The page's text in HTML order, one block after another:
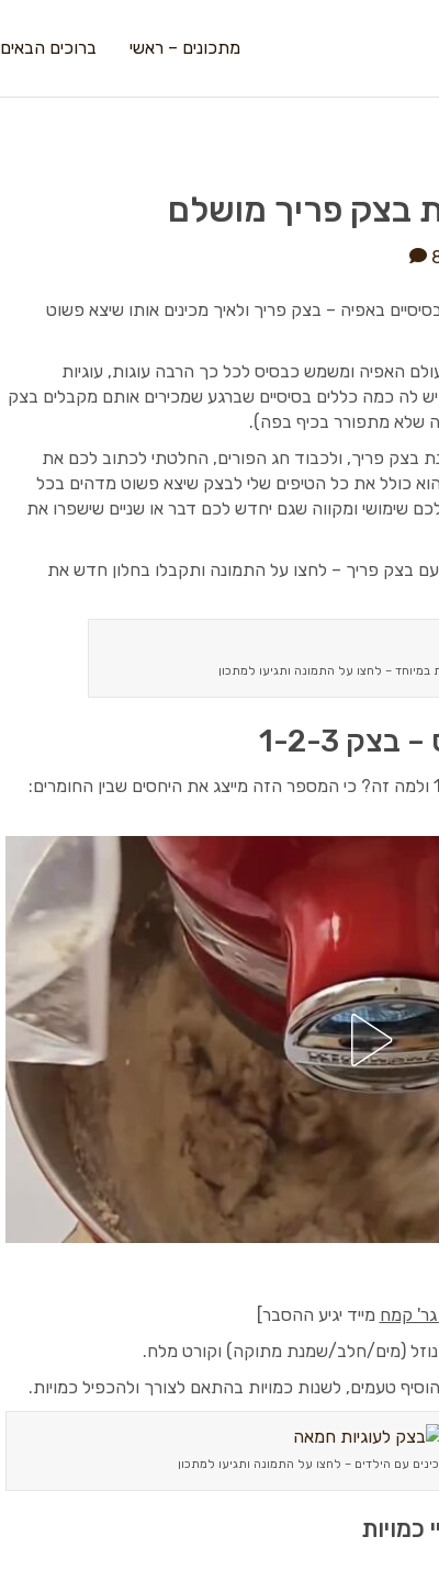
מתכונים – ראשי ברוכים הבאים
בצק פריך מושלם
באפיה – בצק פריך ולאיך מכינים אותו שיצא פשוט
האפיה ומשמש כבסיס לכל כך הרבה עוגות, עוגיות
לה כמה כללים בסיסיים שברגע שמכירים אותם מקבלים בצק
שלא מתפורר בכיף בפה).
בצק פריך, ולכבוד חג הפורים, החלטתי לכתוב לכם את
כולל את כל הטיפים שלי לבצק שיצא פשוט מדהים בכל
שימושי ומקווה שגם יחדש לכם דבר או שניים שישפרו את
בצק פריך – לחצו על התמונה ותקבלו בחלון חדש את
במיוחד – לחצו על התמונה ותגיעו למתכון
1-2-3
מייד יגיע ההסבר]
(מים/חלב/שמנת מתוקה) וקורט מלח.
טעמים, לשנות כמויות בהתאם לצורך ולהכפיל כמויות.
עם הילדים – לחצו על התמונה ותגיעו למתכון
כמויות